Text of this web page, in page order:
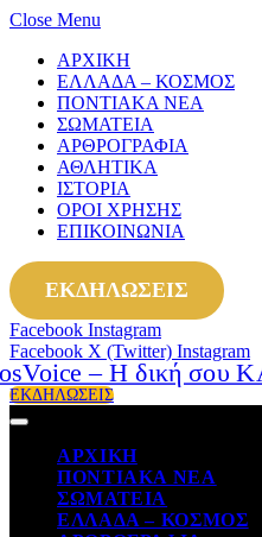
Close Menu
ΑΡΧΙΚΗ
ΕΛΛΑΔΑ – ΚΟΣΜΟΣ
ΠΟΝΤΙΑΚΑ ΝΕΑ
ΣΩΜΑΤΕΙΑ
ΑΡΘΡΟΓΡΑΦΙΑ
ΑΘΛΗΤΙΚΑ
ΙΣΤΟΡΙΑ
ΟΡΟΙ ΧΡΗΣΗΣ
ΕΠΙΚΟΙΝΩΝΙΑ
ΕΚΔΗΛΩΣΕΙΣ
Facebook Instagram
Facebook X (Twitter) Instagram
ΕΚΔΗΛΩΣΕΙΣ
ΑΡΧΙΚΗ
ΠΟΝΤΙΑΚΑ ΝΕΑ
ΣΩΜΑΤΕΙΑ
ΕΛΛΑΔΑ – ΚΟΣΜΟΣ